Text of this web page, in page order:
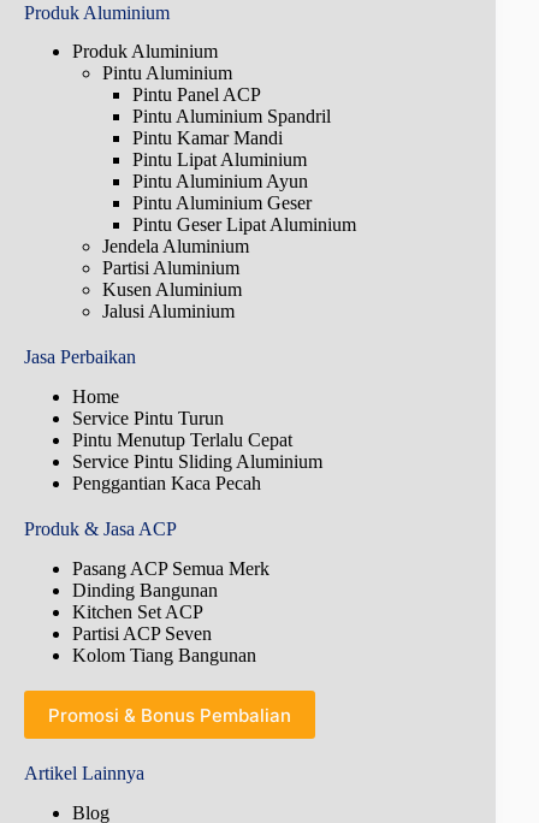
Produk Aluminium
Produk Aluminium
Pintu Aluminium
Pintu Panel ACP
Pintu Aluminium Spandril
Pintu Kamar Mandi
Pintu Lipat Aluminium
Pintu Aluminium Ayun
Pintu Aluminium Geser
Pintu Geser Lipat Aluminium
Jendela Aluminium
Partisi Aluminium
Kusen Aluminium
Jalusi Aluminium
Jasa Perbaikan
Home
Service Pintu Turun
Pintu Menutup Terlalu Cepat
Service Pintu Sliding Aluminium
Penggantian Kaca Pecah
Produk & Jasa ACP
Pasang ACP Semua Merk
Dinding Bangunan
Kitchen Set ACP
Partisi ACP Seven
Kolom Tiang Bangunan
Promosi & Bonus Pembalian
Artikel Lainnya
Blog